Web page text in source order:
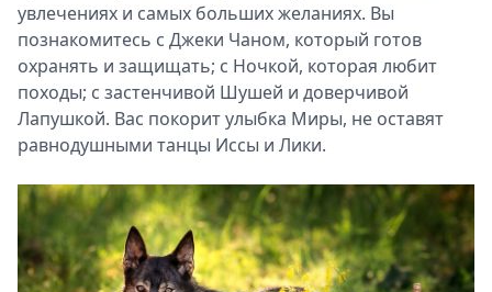
увлечениях и самых больших желаниях. Вы
познакомитесь с Джеки Чаном, который готов
охранять и защищать; с Ночкой, которая любит
походы; с застенчивой Шушей и доверчивой
Лапушкой. Вас покорит улыбка Миры, не оставят
равнодушными танцы Иссы и Лики.